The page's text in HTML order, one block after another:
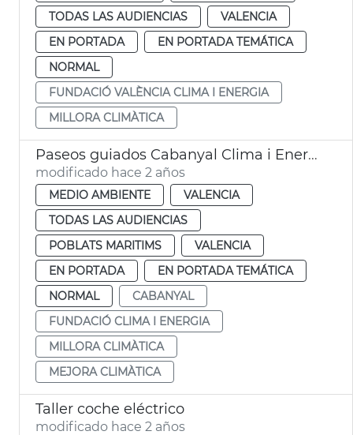
TODAS LAS AUDIENCIAS
VALENCIA
EN PORTADA
EN PORTADA TEMÁTICA
NORMAL
FUNDACIÓ VALÈNCIA CLIMA I ENERGIA
MILLORA CLIMÀTICA
Paseos guiados Cabanyal Clima i Energia
modificado hace 2 años
MEDIO AMBIENTE
VALENCIA
TODAS LAS AUDIENCIAS
POBLATS MARITIMS
VALENCIA
EN PORTADA
EN PORTADA TEMÁTICA
NORMAL
CABANYAL
FUNDACIÓ CLIMA I ENERGIA
MILLORA CLIMÀTICA
MEJORA CLIMÀTICA
Taller coche eléctrico
modificado hace 2 años